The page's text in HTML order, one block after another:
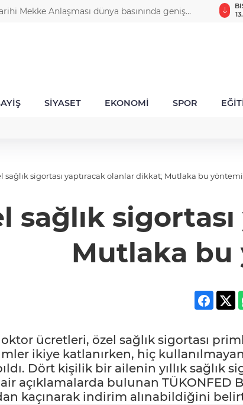
Mekke Anlaşması dünya basınında geniş
BGN
27,9743
VND
0,0018
GAU/TRY
6.660,55
SİYASET EKONOMİ SPOR
sağlık sigortası yaptıracak olanlar dikkat; Mutlaka bu
sağlık
Mutlaka
ücretleri, özel sağlık sigortası
ikiye katlanırken, hiç
Dört kişilik bir ailenin yıllık sağlık
açıklamalarda bulunan TÜKONFED
kaçınarak indirim alınabildiğini